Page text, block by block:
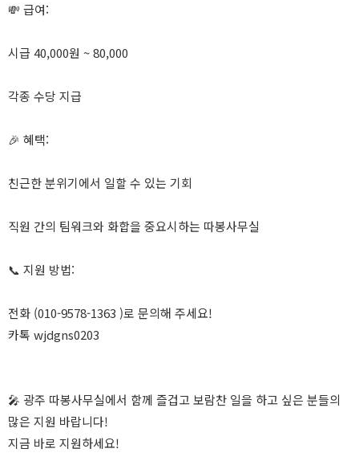
💸 급여:
시급 40,000원 ~ 80,000
각종 수당 지급
🎉 혜택:
친근한 분위기에서 일할 수 있는 기회
직원 간의 팀워크와 화합을 중요시하는 따봉사무실
📞 지원 방법:
전화 (010-9578-1363 )로 문의해 주세요!
카톡 wjdgns0203
🎤 광주 따봉사무실에서 함께 즐겁고 보람찬 일을 하고 싶은 분들의
많은 지원 바랍니다!
지금 바로 지원하세요!